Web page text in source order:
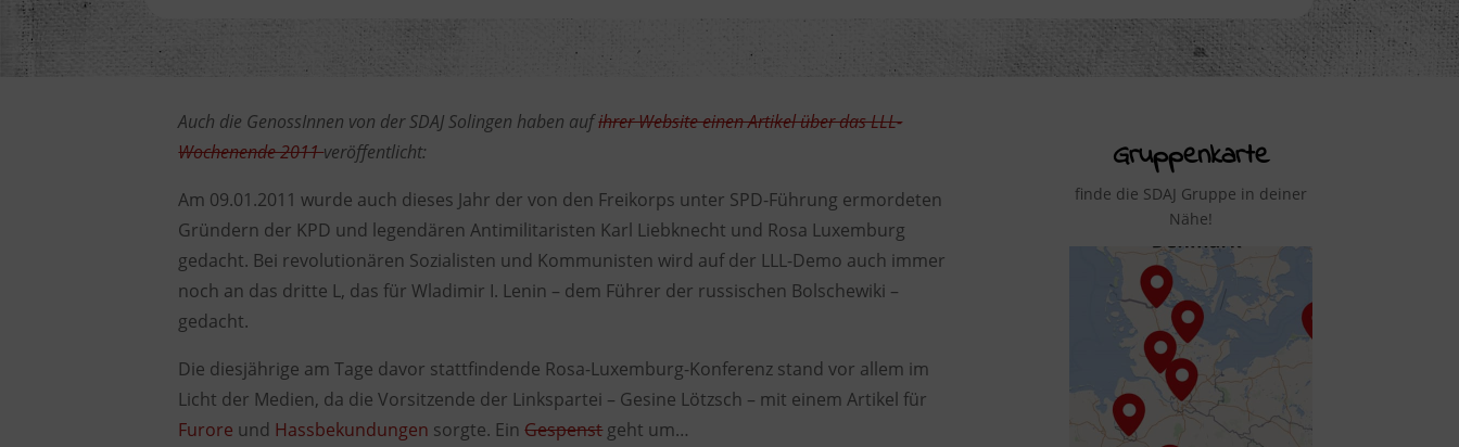
Auch die GenossInnen von der SDAJ Solingen haben aufihrer Website einen Artikel über das LLL-
Wochenende 2011veröffentlicht:
Am 09.01.2011 wurde auch dieses Jahr der von den Freikorps unter SPD-Führung ermordeten
Gründern der KPD und legendären Antimilitaristen Karl Liebknecht und Rosa Luxemburg
gedacht. Bei revolutionären Sozialisten und Kommunisten wird auf der LLL-Demo auch immer
noch an das dritte L, das für Wladimir I. Lenin – dem Führer der russischen Bolschewiki –
gedacht.
Die diesjährige am Tage davor stattfindende Rosa-Luxemburg-Konferenz stand vor allem im
Licht der Medien, da die Vorsitzende der Linkspartei – Gesine Lötzsch – mit einem Artikel für
Furore und Hassbekundungen sorgte. EinGespenstgeht um…
Gruppenkarte
finde die SDAJ Gruppe in deiner
Nähe!